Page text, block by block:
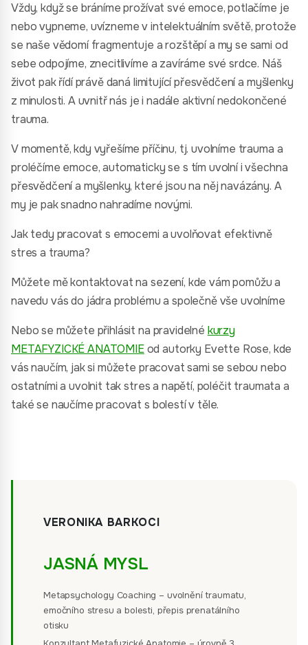
Vždy, když se bráníme prožívat své emoce, potlačíme je
nebo vypneme, uvízneme v intelektuálním světě, protože
se naše vědomí fragmentuje a rozštěpí a my se sami od
sebe odpojíme, znecitlivíme a zavíráme své srdce. Náš
život pak řídí právě daná limitující přesvědčení a myšlenky
z minulosti. A uvnitř nás je i nadále aktivní nedokončené
trauma.
V momentě, kdy vyřešíme příčinu, tj. uvolníme trauma a
proléčíme emoce, automaticky se s tím uvolní i všechna
přesvědčení a myšlenky, které jsou na něj navázány. A
my je pak snadno nahradíme novými.
Jak tedy pracovat s emocemi a uvolňovat efektivně
stres a trauma?
Můžete mě kontaktovat na sezení, kde vám pomůžu a
navedu vás do jádra problému a společně vše uvolníme
Nebo se můžete přihlásit na pravidelné kurzy
METAFYZICKÉ ANATOMIEod autorky Evette Rose, kde
vás naučím, jak si můžete pracovat sami se sebou nebo
ostatními a uvolnit tak stres a napětí, poléčit traumata a
také se naučíme pracovat s bolestí v těle.
VERONIKA BARKOCI
JASNÁ MYSL
Metapsychology Coaching – uvolnění traumatu,
emočního stresu a bolesti, přepis prenatálního
otisku